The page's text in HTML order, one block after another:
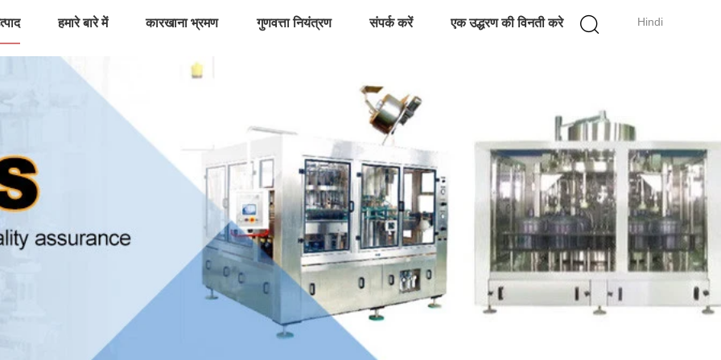
Hindi
हमारे बारे में कारखाना भ्रमण गुणवत्ता नियंत्रण संपर्क करें एक उद्धरण की विनती करे